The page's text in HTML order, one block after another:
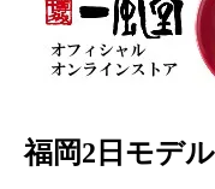
福岡2日モデ